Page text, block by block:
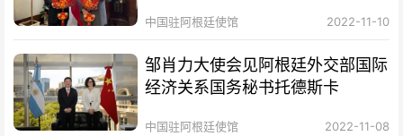
中国驻阿根廷使馆 2022-11-10
邹肖力大使会见阿根廷外交部国际
经济关系国务秘书托德斯卡
中国驻阿根廷使馆 2022-11-08